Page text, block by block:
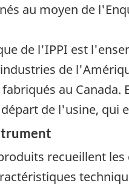
au moyen de
de l'IPPI est
de
au
de l'usine, qui
recueillent